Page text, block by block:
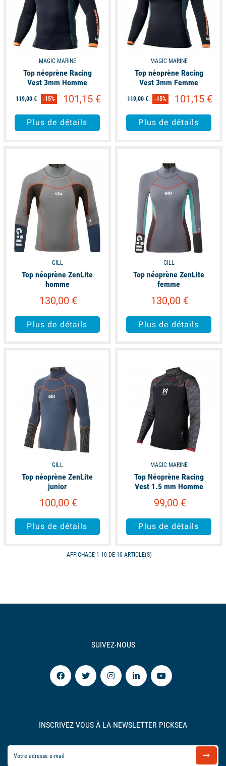
MAGIC MARINE
Top néoprène Racing
Vest 3mm Homme
119,00 € -15% 101,15 €
Plus de détails
MAGIC MARINE
Top néoprène Racing
Vest 3mm Femme
119,00 € -15% 101,15 €
Plus de détails
GILL
Top néoprène ZenLite
homme
130,00 €
Plus de détails
GILL
Top néoprène ZenLite
femme
130,00 €
Plus de détails
GILL
Top néoprène ZenLite
junior
100,00 €
Plus de détails
MAGIC MARINE
Top Néoprène Racing
Vest 1.5 mm Homme
99,00 €
Plus de détails
AFFICHAGE 1-10 DE 10 ARTICLE(S)
SUIVEZ-NOUS
INSCRIVEZ VOUS À LA NEWSLETTER PICKSEA